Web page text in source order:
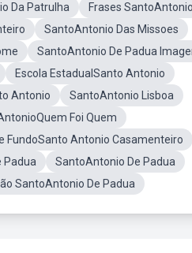
Da Patrulha
Frases SantoAntonio
SantoAntonio Das Missoes
SantoAntonio De Padua
Escola EstadualSanto Antonio
Antonio
SantoAntonio Lisboa
Foi Quem
FundoSanto Antonio Casamenteiro
Padua
SantoAntonio De Padua
SantoAntonio De Padua